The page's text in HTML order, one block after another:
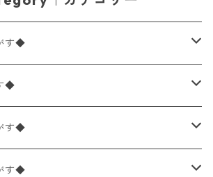
す◆
バラ売り
バラ売り
枚入りパック
◆
イズ）
サイズ）
す◆
す◆